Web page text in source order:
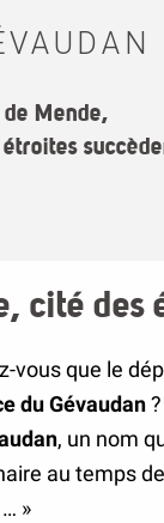
Mende,
cité des
vous que le
du Gévaudan?
, un nom
au temps
… »